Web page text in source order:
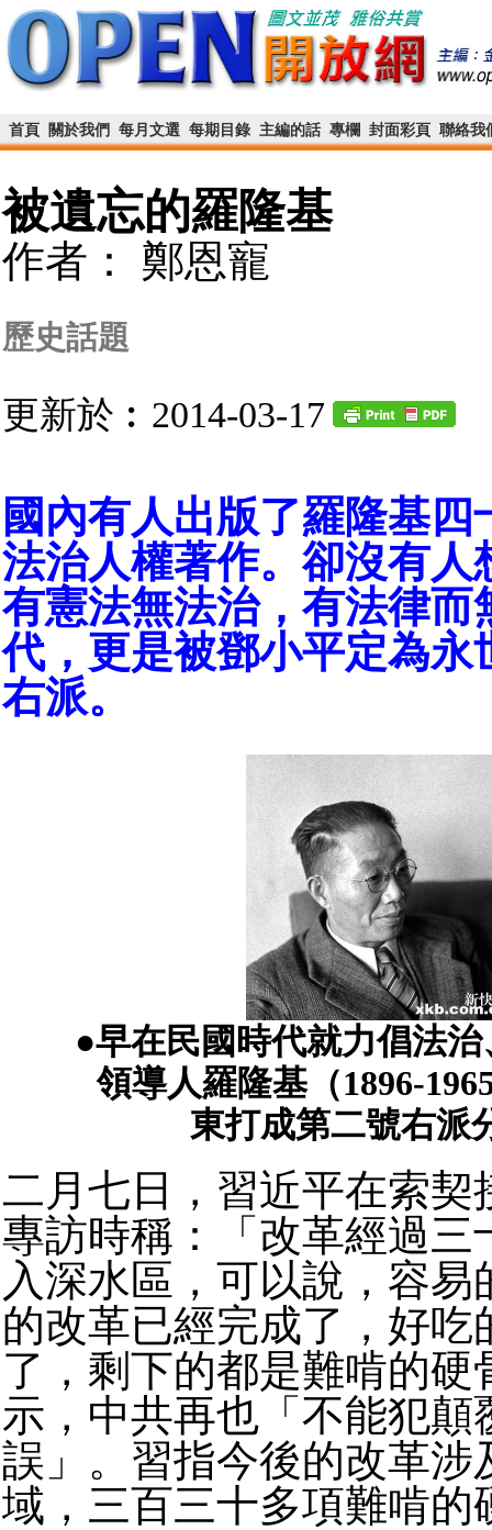
首頁 關於我們 每月文選 每期目錄 主編的話 專欄 封面彩頁 聯絡我
被遺忘的羅隆基
作者： 鄭恩寵
歷史話題
更新於︰2014-03-17
國內有人出版了羅隆基四
法治人權著作。卻沒有人
有憲法無法治，有法律而
代，更是被鄧小平定為永
右派。
●早在民國時代就力倡法
領導人羅隆基（1896-
東打成第二號右派
二月七日，習近平在索契
專訪時稱：「改革經過三
入深水區，可以說，容易
的改革已經完成了，好吃
了，剩下的都是難啃的硬
示，中共再也「不能犯顛
誤」。習指今後的改革涉
域，三百三十多項難啃的